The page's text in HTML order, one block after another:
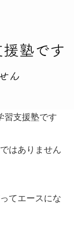
習支援塾です
はありません
てエースにな